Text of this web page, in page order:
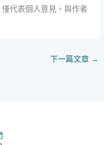
代表個人意見，與作者
下一篇文章 →